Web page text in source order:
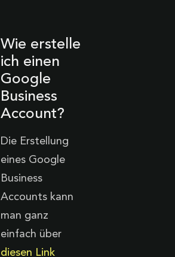
Wie erstelle
ich einen
Google
Business
Account?
Die Erstellung
eines Google
Business
Accounts kann
man ganz
einfach über
diesen Link